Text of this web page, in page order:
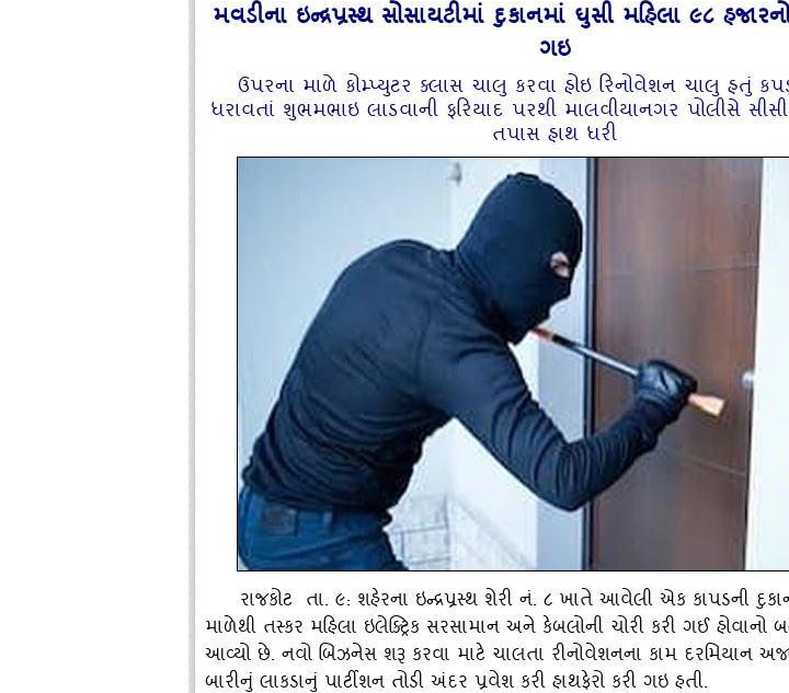
મવડીના ઇન્‍દ્રપ્રસ્‍થ સોસાયટીમાં દુકાનમાં ઘુસી મહિલા ૯૮
ગઇ
ઉપરના માળે કોમ્‍પ્‍યુટર ક્‍લાસ ચાલુ કરવા હોઇ રિનોવેશન ચાલુ હતું
ધરાવતાં શુભમભાઇ લાડવાની ફરિયાદ પરથી માલવીયાનગર પોલીસે
તપાસ હાથ ધરી
રાજકોટ તા. ૯: શહેરના ઇન્‍દ્રપ્રસ્‍થ શેરી નં. ૮ ખાતે આવેલી એક કાપડની
માળેથી તસ્‍કર મહિલા ઇલેક્‍ટ્રિક સરસામાન અને કેબલોની ચોરી કરી ગઈ હોવાનો
આવ્‍યો છે. નવો બિઝનેસ શરૂ કરવા માટે ચાલતા રીનોવેશનના કામ દરમિયાન
બારીનું લાકડાનું પાર્ટીશન તોડી અંદર પ્રવેશ કરી હાથફેરો કરી ગઇ હતી.